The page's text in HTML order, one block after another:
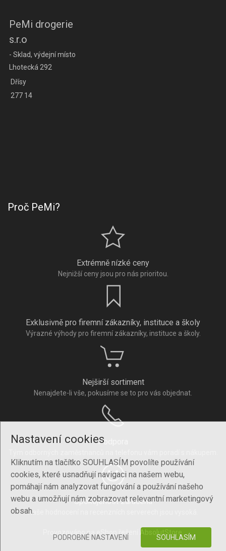
Nastavení cookies
Kliknutím na tlačítko SOUHLASÍM povolíte používání
cookies, které usnadňují navigaci na našem webu,
pomáhají nám analyzovat fungování a používání našeho
webu a umožňují nám zobrazovat relevantní marketingový
obsah.
PODROBNÉ NASTAVENÍ SOUHLASÍM
PeMi drogerie
s.r.o
- Sklad, výdejní místo
Lhotecká 292
Dřísy
277 14
Proč PeMi?
Extrémně nízké ceny
Nejnižší ceny jsou pro nás prioritou.
Exklusivně pro firemní zákazníky, instituce a školy
Výrazné výhody pro firemní zákazníky, instituce a školy.
Nejširší sortiment
Nenajdete-li vše, pokusíme se to pro vás objednat.
Podpora
Spokojenost zaručena
Naše hodnocení na recenzních serverech jsou vysoká.
Provozováno na eShop řešení